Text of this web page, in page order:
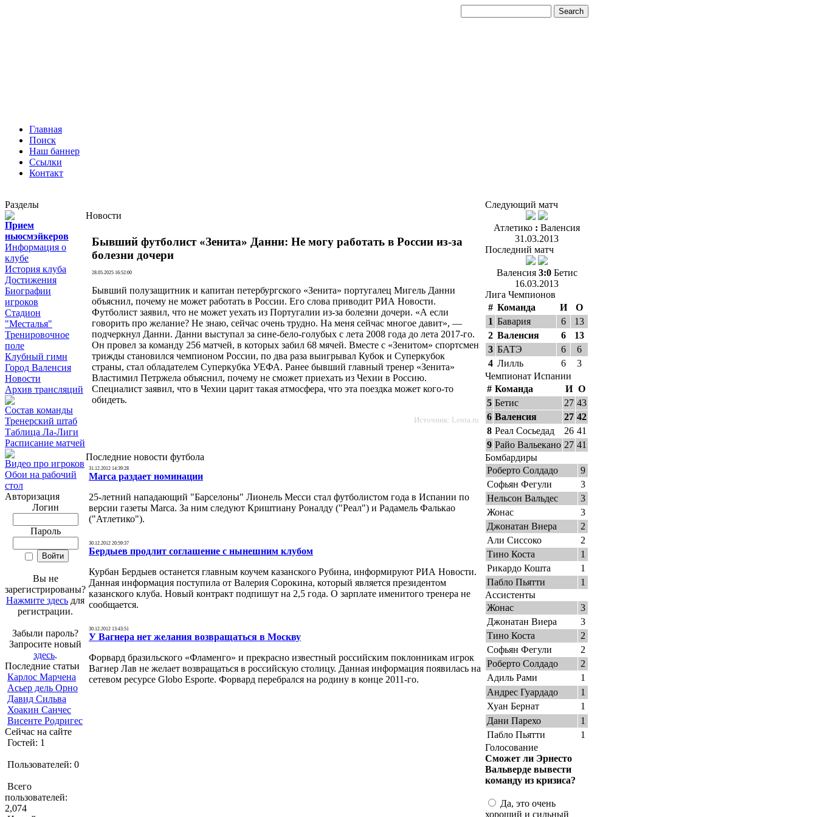
Главная
Поиск
Наш баннер
Ссылки
Контакт
Разделы
Прием
ньюсмэйкеров
Информация о
клубе
История клуба
Достижения
Биографии
игроков
Стадион
"Месталья"
Тренировочное
поле
Клубный гимн
Город Валенсия
Новости
Архив трансляций
Состав команды
Тренерский штаб
Таблица Ла-Лиги
Расписание матчей
Видео про игроков
Обои на рабочий
стол
Авторизация
Логин
Пароль
Вы не
зарегистрированы?
Нажмите здесь для
регистрации.
Забыли пароль?
Запросите новый
здесь.
Последние статьи
Карлос Марчена
Асьер дель Орно
Давид Сильва
Хоакин Санчес
Висенте Родригес
Сейчас на сайте
Гостей: 1
Пользователей: 0
Всего
пользователей:
2,074
Новости
Бывший футболист «Зенита» Данни: Не могу работать в России из-за
болезни дочери
28.05.2025 16:52:00
Бывший полузащитник и капитан петербургского «Зенита» португалец Мигель Данни
объяснил, почему не может работать в России. Его слова приводит РИА Новости.
Футболист заявил, что не может уехать из Португалии из-за болезни дочери. «А если
говорить про желание? Не знаю, сейчас очень трудно. На меня сейчас многое давит», —
подчеркнул Данни. Данни выступал за сине-бело-голубых с лета 2008 года до лета 2017-го.
Он провел за команду 256 матчей, в которых забил 68 мячей. Вместе с «Зенитом» спортсмен
трижды становился чемпионом России, по два раза выигрывал Кубок и Суперкубок
страны, стал обладателем Суперкубка УЕФА. Ранее бывший главный тренер «Зенита»
Властимил Петржела объяснил, почему не сможет приехать из Чехии в Россию.
Специалист заявил, что в Чехии царит такая атмосфера, что эта поездка может кого-то
обидеть.
Источник: Lenta.ru
Последние новости футбола
31.12.2012 14:39:28
Marca раздает номинации
25-летний нападающий "Барселоны" Лионель Месси стал футболистом года в Испании по
версии газеты Marca. За ним следуют Криштиану Роналду ("Реал") и Радамель Фалькао
("Атлетико").
30.12.2012 20:59:37
Бердыев продлит соглашение с нынешним клубом
Курбан Бердыев останется главным коучем казанского Рубина, информируют РИА Новости.
Данная информация поступила от Валерия Сорокина, который является президентом
казанского клуба. Новый контракт подпишут на 2,5 года. О зарплате именитого тренера не
сообщается.
30.12.2012 13:43:51
У Вагнера нет желания возвращаться в Москву
Форвард бразильского «Фламенго» и прекрасно известный российским поклонникам игрок
Вагнер Лав не желает возвращаться в российскую столицу. Данная информация появилась на
сетевом ресурсе Globo Esporte. Форвард перебрался на родину в конце 2011-го.
Следующий матч
Атлетико : Валенсия
31.03.2013
Последний матч
Валенсия3:0 Бетис
16.03.2013
Лига Чемпионов
# Команда И
О
1 Бавария 6
13
2 Валенсия 6
13
3 БАТЭ 6
6
4 Лилль 6
3
Чемпионат Испании
# Команда И О
5 Бетис 27 43
6 Валенсия 27 42
8 Реал Сосьедад 26 41
9 Райо Вальекано 27 41
Бомбардиры
Роберто Солдадо
9
Софьян Фегули
3
Нельсон Вальдес
3
Жонас
3
Джонатан Виера
2
Али Сиссоко
2
Тино Коста
1
Рикардо Кошта
1
Пабло Пьятти
1
Ассистенты
Жонас
3
Джонатан Виера
3
Тино Коста
2
Софьян Фегули
2
Роберто Солдадо
2
Адиль Рами
1
Андрес Гуардадо
1
Хуан Бернат
1
Дани Парехо
1
Пабло Пьятти
1
Голосование
Сможет ли Эрнесто
Вальверде вывести
команду из кризиса?
Да, это очень
хороший и сильный